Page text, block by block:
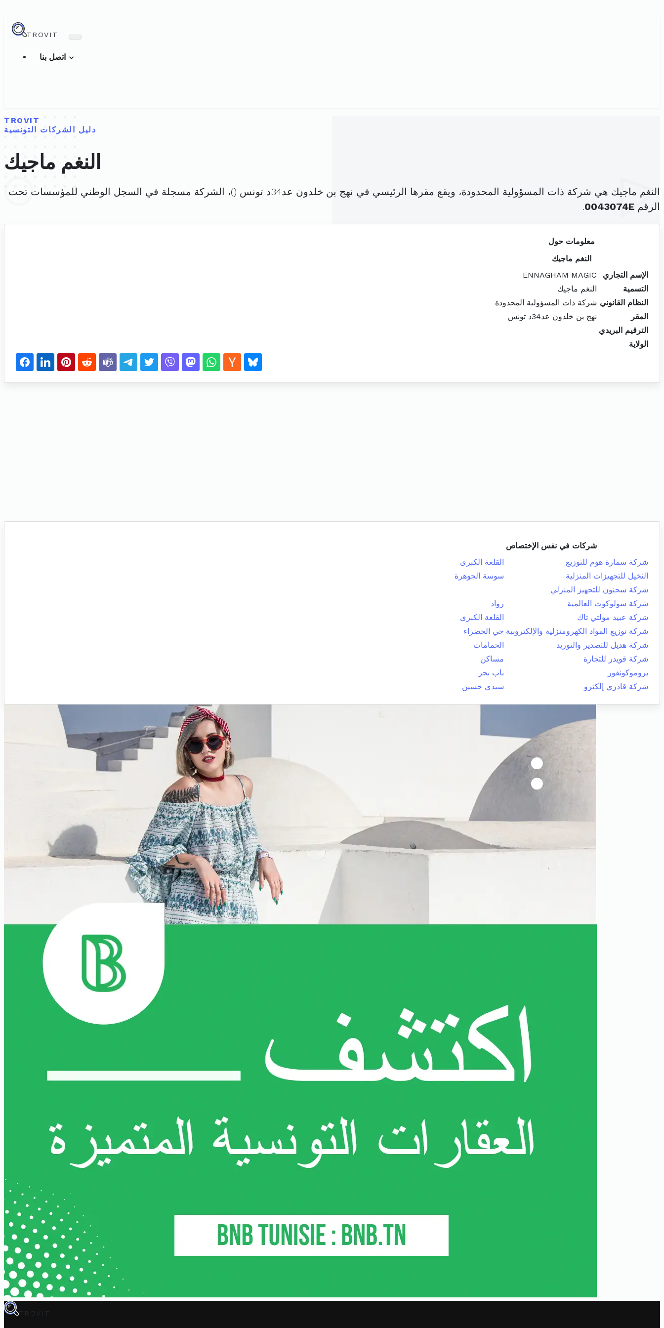
TROVIT
TROVIT
دليل الشركات التونسية
النغم ماجيك
النغم ماجيك هي شركة ذات المسؤولية المحدودة، ويقع مقرها الرئيسي في نهج بن خلدون عد34د تونس (
)، الشركة مسجلة في السجل الوطني للمؤسسات تحت
الرقم 0043074E
.
معلومات حول
النغم ماجيك
الإسم التجاري
ENNAGHAM MAGIC
التسمية
النغم ماجيك
النظام القانوني شركة ذات المسؤولية المحدودة
المقر
نهج بن خلدون عد34د تونس
الترقيم البريدي
الولاية
شركات في نفس الإختصاص
شركة سمارة هوم للتوزيع
القلعة الكبرى
النخيل للتجهيزات المنزلية
سوسة الجوهرة
شركة سحنون للتجهيز المنزلي
شركة سولوكوت العالمية
رواد
شركة عبيد مولتي تاك
القلعة الكبرى
شركة توزيع المواد الكهرومنزلية والإلكترونية حي الخضراء
شركة هديل للتصدير والتوريد
الحمامات
شركة قويدر للتجارة
مساكن
بروموكونفور
باب بحر
شركة قادري إلكترو
سيدي حسين
TROVIT